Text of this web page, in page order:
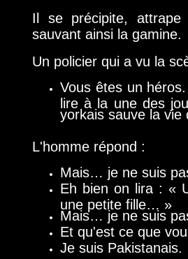
Il se précipite,
sauvant ainsi la gamine.
Un policier qui a vu la
Vous êtes un
lire à la une des
yorkais sauve la vie
L'homme répond :
Mais… je ne suis
Eh bien on lira : «
une petite fille… »
Mais… je ne suis
Et qu'est ce que
Je suis Pakistanais.